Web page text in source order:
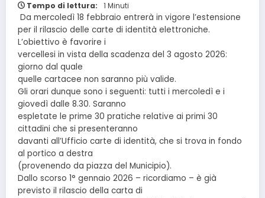
Tempo di lettura: 1 Minuti
Da mercoledì 18 febbraio entrerà in vigore l’estensione
per il rilascio delle carte di identità elettroniche.
L’obiettivo è favorire i
vercellesi in vista della scadenza del 3 agosto 2026:
giorno dal quale
quelle cartacee non saranno più valide.
Gli orari dunque sono i seguenti: tutti i mercoledì e i
giovedì dalle 8.30. Saranno
espletate le prime 30 pratiche relative ai primi 30
cittadini che si presenteranno
davanti all’Ufficio carte di identità, che si trova in fondo
al portico a destra
(provenendo da piazza del Municipio).
Dallo scorso 1° gennaio 2026 – ricordiamo – è già
previsto il rilascio della carta di